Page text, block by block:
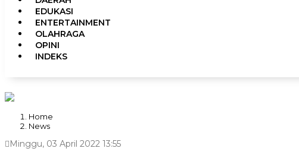
EDUKASI
ENTERTAINMENT
OLAHRAGA
OPINI
INDEKS
Home
News
Minggu, 03 April 2022 13:55